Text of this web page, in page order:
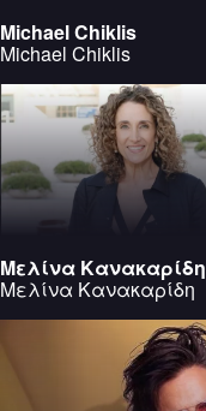
Michael Chiklis
Michael Chiklis
Μελίνα Κανακαρίδη
Μελίνα Κανακαρίδη